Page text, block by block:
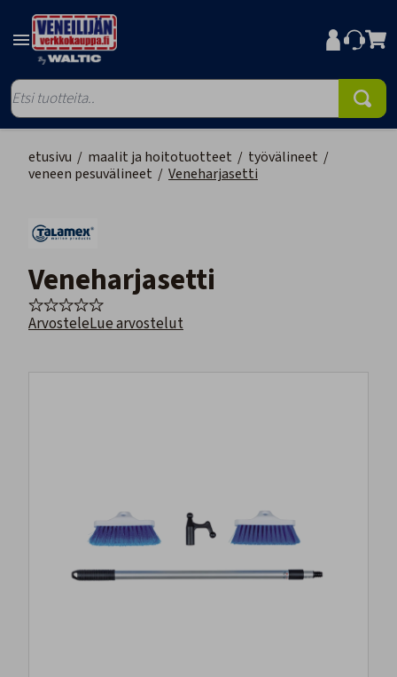
etusivu / maalit ja hoitotuotteet / työvälineet /
veneen pesuvälineet / Veneharjasetti
Veneharjasetti
ArvosteleLue arvostelut